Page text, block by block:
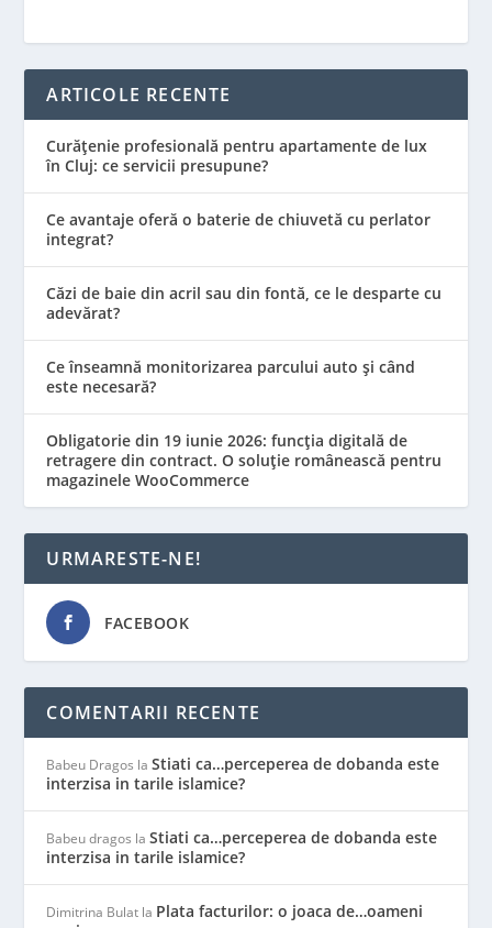
ARTICOLE RECENTE
Curățenie profesională pentru apartamente de lux
în Cluj: ce servicii presupune?
Ce avantaje oferă o baterie de chiuvetă cu perlator
integrat?
Căzi de baie din acril sau din fontă, ce le desparte cu
adevărat?
Ce înseamnă monitorizarea parcului auto și când
este necesară?
Obligatorie din 19 iunie 2026: funcția digitală de
retragere din contract. O soluție românească pentru
magazinele WooCommerce
URMARESTE-NE!
FACEBOOK
COMENTARII RECENTE
Babeu Dragos laStiati ca…perceperea de dobanda este
interzisa in tarile islamice?
Babeu dragos laStiati ca…perceperea de dobanda este
interzisa in tarile islamice?
Dimitrina Bulat la Plata facturilor: o joaca de…oameni